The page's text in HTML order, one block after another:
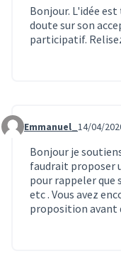
Bonjour. L'idée
doute sur son
participatif.
Commentaire 1888
Emmanuel_ 14/04/
Bonjour je
faudrait proposer
pour rappeler que
etc . Vous avez
proposition avant